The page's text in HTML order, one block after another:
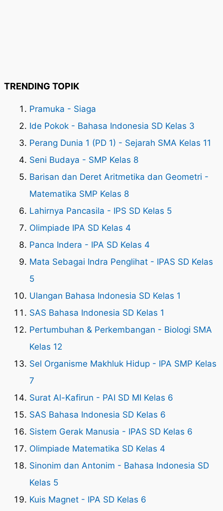
TRENDING TOPIK
Pramuka - Siaga
Ide Pokok - Bahasa Indonesia SD Kelas 3
Perang Dunia 1 (PD 1) - Sejarah SMA Kelas 11
Seni Budaya - SMP Kelas 8
Barisan dan Deret Aritmetika dan Geometri -
Matematika SMP Kelas 8
Lahirnya Pancasila - IPS SD Kelas 5
Olimpiade IPA SD Kelas 4
Panca Indera - IPA SD Kelas 4
Mata Sebagai Indra Penglihat - IPAS SD Kelas
5
Ulangan Bahasa Indonesia SD Kelas 1
SAS Bahasa Indonesia SD Kelas 1
Pertumbuhan & Perkembangan - Biologi SMA
Kelas 12
Sel Organisme Makhluk Hidup - IPA SMP Kelas
7
Surat Al-Kafirun - PAI SD MI Kelas 6
SAS Bahasa Indonesia SD Kelas 6
Sistem Gerak Manusia - IPAS SD Kelas 6
Olimpiade Matematika SD Kelas 4
Sinonim dan Antonim - Bahasa Indonesia SD
Kelas 5
Kuis Magnet - IPA SD Kelas 6